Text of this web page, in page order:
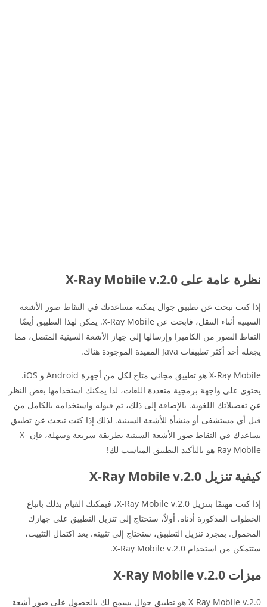
نظرة عامة على X-Ray Mobile v.2.0
إذا كنت تبحث عن تطبيق جوال يمكنه مساعدتك في التقاط صور الأشعة
السينية أثناء التنقل، فابحث عن X-Ray Mobile. يمكن لهذا التطبيق أيضًا
التقاط الصور من الكاميرا وإرسالها إلى جهاز الأشعة السينية المتصل، مما
يجعله أحد أكثر تطبيقات Java المفيدة الموجودة هناك.
X-Ray Mobile هو تطبيق مجاني متاح لكل من أجهزة Android و iOS.
يحتوي على واجهة برمجية متعددة اللغات، لذا يمكنك استخدامها بغض النظر
عن تفضيلاتك اللغوية. بالإضافة إلى ذلك، تم قبوله واستخدامه بالكامل من
قبل أي مستشفى أو منشأة للأشعة السينية. لذلك إذا كنت تبحث عن تطبيق
يساعدك في التقاط صور الأشعة السينية بطريقة سريعة وسهلة، فإن X-
Ray Mobile هو بالتأكيد التطبيق المناسب لك!
كيفية تنزيل X-Ray Mobile v.2.0
إذا كنت مهتمًا بتنزيل X-Ray Mobile v.2.0، فيمكنك القيام بذلك باتباع
الخطوات المذكورة أدناه. أولاً، ستحتاج إلى تنزيل التطبيق على جهازك
المحمول. بمجرد تنزيل التطبيق، ستحتاج إلى تثبيته. بعد اكتمال التثبيت،
ستتمكن من استخدام X-Ray Mobile v.2.0.
ميزات X-Ray Mobile v.2.0
X-Ray Mobile v.2.0 هو تطبيق جوال يسمح لك بالحصول على صور أشعة